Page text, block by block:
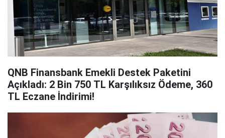
QNB Finansbank Emekli Destek Paketini
Açıkladı: 2 Bin 750 TL Karşılıksız Ödeme, 360
TL Eczane İndirimi!